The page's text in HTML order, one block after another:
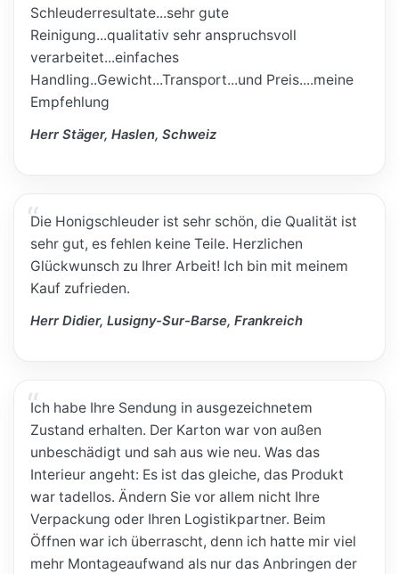
Schleuderresultate...sehr gute
Reinigung...qualitativ sehr anspruchsvoll
verarbeitet...einfaches
Handling..Gewicht...Transport...und Preis....meine
Empfehlung
Herr Stäger, Haslen, Schweiz
Die Honigschleuder ist sehr schön, die Qualität ist
sehr gut, es fehlen keine Teile. Herzlichen
Glückwunsch zu Ihrer Arbeit! Ich bin mit meinem
Kauf zufrieden.
Herr Didier, Lusigny-Sur-Barse, Frankreich
Ich habe Ihre Sendung in ausgezeichnetem
Zustand erhalten. Der Karton war von außen
unbeschädigt und sah aus wie neu. Was das
Interieur angeht: Es ist das gleiche, das Produkt
war tadellos. Ändern Sie vor allem nicht Ihre
Verpackung oder Ihren Logistikpartner. Beim
Öffnen war ich überrascht, denn ich hatte mir viel
mehr Montageaufwand als nur das Anbringen der